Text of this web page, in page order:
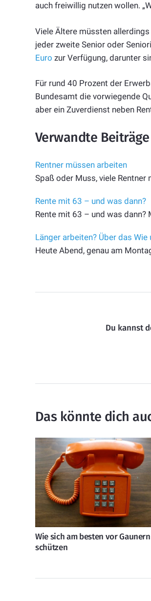
auch freiwillig nutzen wollen.
Viele Ältere müssten
jeder zweite Senior oder
Euro zur Verfügung, darunter
Für rund 40 Prozent der
Bundesamt die vorwiegende
aber ein Zuverdienst neben
Verwandte Beiträge
Rentner müssen arbeiten
Spaß oder Muss, viele Rentner
Rente mit 63 – und was dann?
Rente mit 63 – und was
Länger arbeiten? Über das Wie
Heute Abend, genau am
Du kannst
Das könnte dich
Wie sich am besten vor Gaunern
schützen